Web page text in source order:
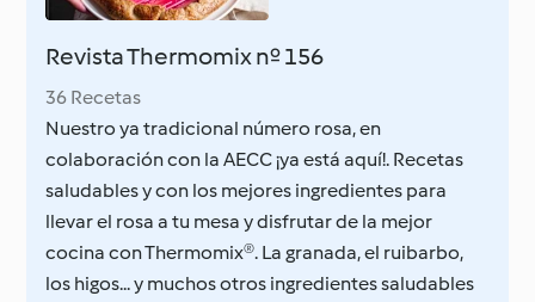
Revista Thermomix nº 156
36 Recetas
Nuestro ya tradicional número rosa, en
colaboración con la AECC ¡ya está aquí!. Recetas
saludables y con los mejores ingredientes para
llevar el rosa a tu mesa y disfrutar de la mejor
cocina con Thermomix®. La granada, el ruibarbo,
los higos... y muchos otros ingredientes saludables